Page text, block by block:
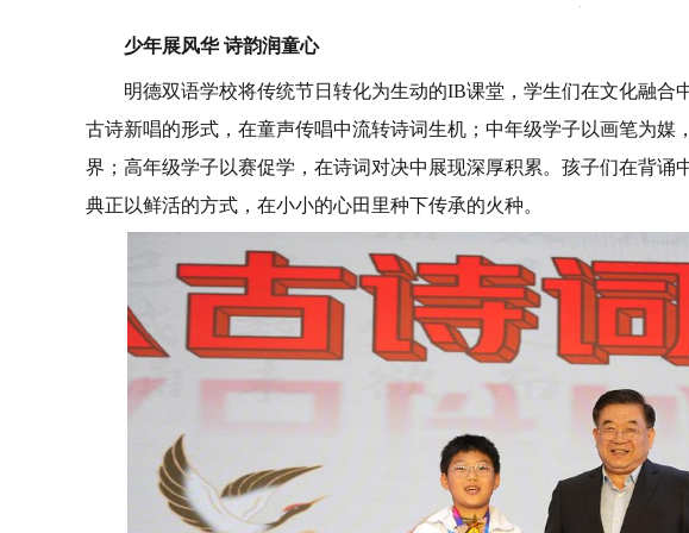
少年展风华 诗韵润童心
明德双语学校将传统节日转化为生动的IB课堂，学生们在文化融合
古诗新唱的形式，在童声传唱中流转诗词生机；中年级学子以画笔为媒
界；高年级学子以赛促学，在诗词对决中展现深厚积累。孩子们在背诵
典正以鲜活的方式，在小小的心田里种下传承的火种。